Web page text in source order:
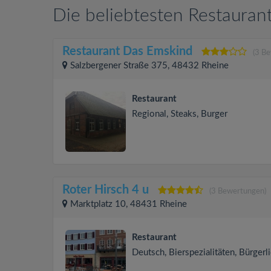
Die beliebtesten
Restaurant Das Emskind (3
Salzbergener Straße 375, 48432 Rheine
Restaurant
Regional, Steaks, Burger
Roter Hirsch 4 u (3 Bewertungen)
Marktplatz 10, 48431 Rheine
Restaurant
Deutsch, Bierspezialitäten,